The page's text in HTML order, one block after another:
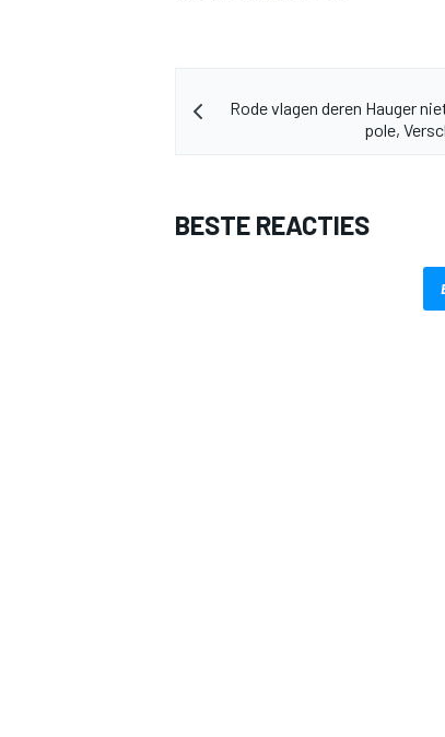
Rode vlagen deren Hauger
pole,
BESTE REACTIES